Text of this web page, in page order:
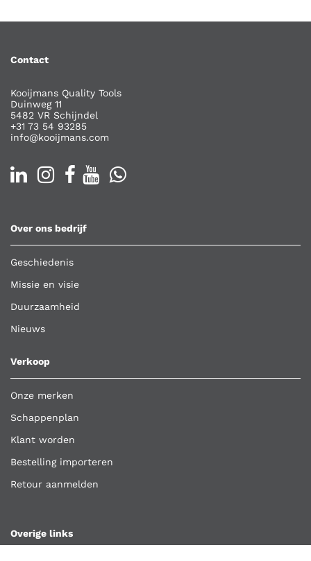
Contact
Kooijmans Quality Tools
Duinweg 11
5482 VR Schijndel
+31 73 54 93285
info@kooijmans.com
Over ons bedrijf
Geschiedenis
Missie en visie
Duurzaamheid
Nieuws
Verkoop
Onze merken
Schappenplan
Klant worden
Bestelling importeren
Retour aanmelden
Overige links